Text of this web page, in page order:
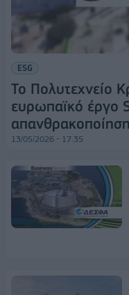
ESG
Το Πολυτεχνείο
ευρωπαϊκό έργο
απανθρακοποίηση
13/05/2026 - 17:35